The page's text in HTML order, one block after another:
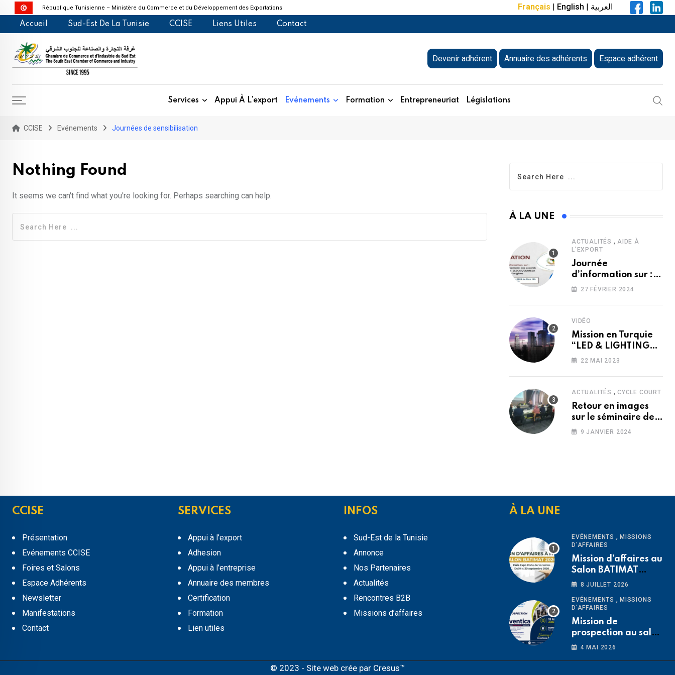
République Tunisienne – Ministère du Commerce et du Développement des Exportations Français | English | العربية
to
content
Accueil Sud-Est De La Tunisie CCISE Liens Utiles Contact
Devenir adhérent Annuaire des adhérents Espace adhérent
Services Appui À L’export Evénements Formation Entrepreneuriat Législations
CCISE Evénements Journées de sensibilisation
Nothing Found
It seems we can't find what you're looking for. Perhaps searching can help.
À LA UNE
ACTUALITÉS , AIDE À
L’EXPORT
Journée
d’information sur :
?’?́??? ?’??????????
???????????
??????/?????? ??
??? ??̀????
?’???????
27 FÉVRIER 2024
VIDÉO
Mission en Turquie
“LED & LIGHTING
2016″”ELECTRONIST
22 MAI 2023
ACTUALITÉS , CYCLE COURT
Retour en images
sur le séminaire de
Formation “Loi de
9 JANVIER 2024
CCISE
Présentation
Evénements CCISE
Foires et Salons
Espace Adhérents
Newsletter
Manifestations
Contact
SERVICES
Appui à l’export
Adhesion
Appui à l’entreprise
Annuaire des membres
Certification
Formation
Lien utiles
INFOS
Sud-Est de la Tunisie
Annonce
Nos Partenaires
Actualités
Rencontres B2B
Missions d’affaires
À LA UNE
EVÉNEMENTS , MISSIONS
D'AFFAIRES
Mission d’affaires au
Salon BATIMAT
2026 Paris -FRANCE
septembre 2026
8 JUILLET 2026
EVÉNEMENTS , MISSIONS
D'AFFAIRES
Mission de
prospection au salon
Préventica Rennes
4 MAI 2026
© 2023 - Site web crée par Cresus™